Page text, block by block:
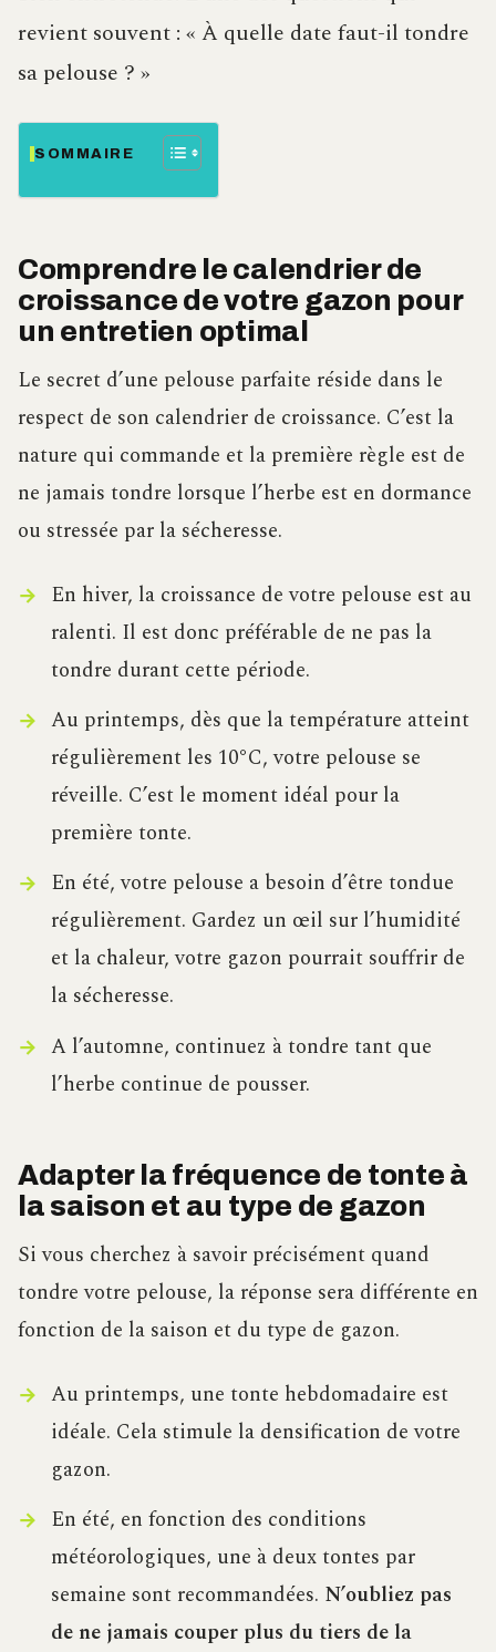
revient souvent : « À quelle date faut-il tondre
sa pelouse ? »
SOMMAIRE
Comprendre le calendrier de
croissance de votre gazon pour
un entretien optimal
Le secret d’une pelouse parfaite réside dans le
respect de son calendrier de croissance. C’est la
nature qui commande et la première règle est de
ne jamais tondre lorsque l’herbe est en dormance
ou stressée par la sécheresse.
En hiver, la croissance de votre pelouse est au
ralenti. Il est donc préférable de ne pas la
tondre durant cette période.
Au printemps, dès que la température atteint
régulièrement les 10°C, votre pelouse se
réveille. C’est le moment idéal pour la
première tonte.
En été, votre pelouse a besoin d’être tondue
régulièrement. Gardez un œil sur l’humidité
et la chaleur, votre gazon pourrait souffrir de
la sécheresse.
A l’automne, continuez à tondre tant que
l’herbe continue de pousser.
Adapter la fréquence de tonte à
la saison et au type de gazon
Si vous cherchez à savoir précisément quand
tondre votre pelouse, la réponse sera différente en
fonction de la saison et du type de gazon.
Au printemps, une tonte hebdomadaire est
idéale. Cela stimule la densification de votre
gazon.
En été, en fonction des conditions
météorologiques, une à deux tontes par
semaine sont recommandées. N’oubliez pas
de ne jamais couper plus du tiers de la